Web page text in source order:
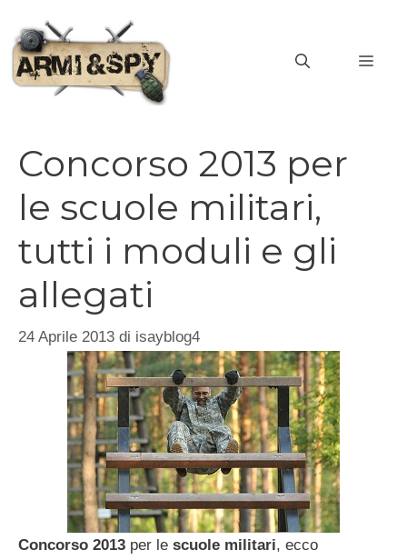
contenuto
Concorso 2013 per
le scuole militari,
tutti i moduli e gli
allegati
24 Aprile 2013 di isayblog4
Concorso 2013 per le scuole militari, ecco